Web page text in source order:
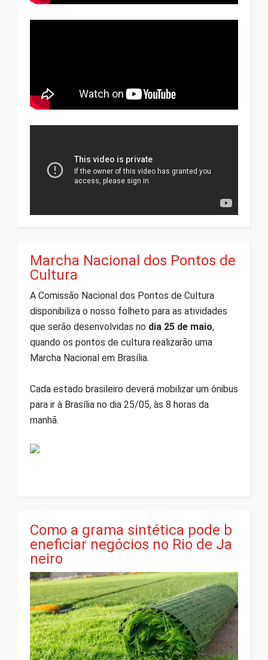
Marcha Nacional dos Pontos de
Cultura
A Comissão Nacional dos Pontos de Cultura
disponibiliza o nosso folheto para as atividades
que serão desenvolvidas no dia 25 de maio,
quando os pontos de cultura realizarão uma
Marcha Nacional em Brasília.
Cada estado brasileiro deverá mobilizar um ônibus
para ir à Brasília no dia 25/05, às 8 horas da
manhã.
Como a grama sintética pode b
eneficiar negócios no Rio de Ja
neiro